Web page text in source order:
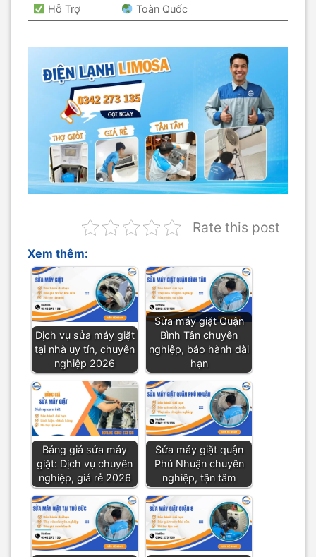
Hỗ Trợ
Toàn Quốc
Rate this post
Xem thêm:
Dịch vụ sửa máy giặt
tại nhà uy tín, chuyên
nghiệp 2026
Sửa máy giặt Quận
Bình Tân chuyên
nghiệp, bảo hành dài
hạn
Bảng giá sửa máy
giặt: Dịch vụ chuyên
nghiệp, giá rẻ 2026
Sửa máy giặt quận
Phú Nhuận chuyên
nghiệp, tận tâm